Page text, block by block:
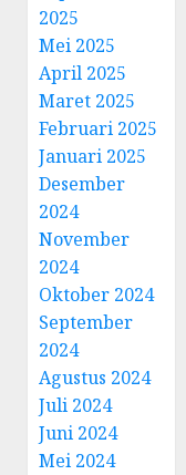
2025
Mei 2025
April 2025
Maret 2025
Februari 2025
Januari 2025
Desember
2024
November
2024
Oktober 2024
September
2024
Agustus 2024
Juli 2024
Juni 2024
Mei 2024